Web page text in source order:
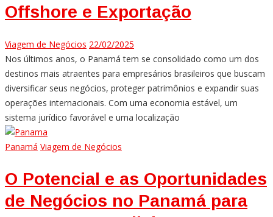
Offshore e Exportação
Viagem de Negócios 22/02/2025
Nos últimos anos, o Panamá tem se consolidado como um dos
destinos mais atraentes para empresários brasileiros que buscam
diversificar seus negócios, proteger patrimônios e expandir suas
operações internacionais. Com uma economia estável, um
sistema jurídico favorável e uma localização
Panamá Viagem de Negócios
O Potencial e as Oportunidades
de Negócios no Panamá para